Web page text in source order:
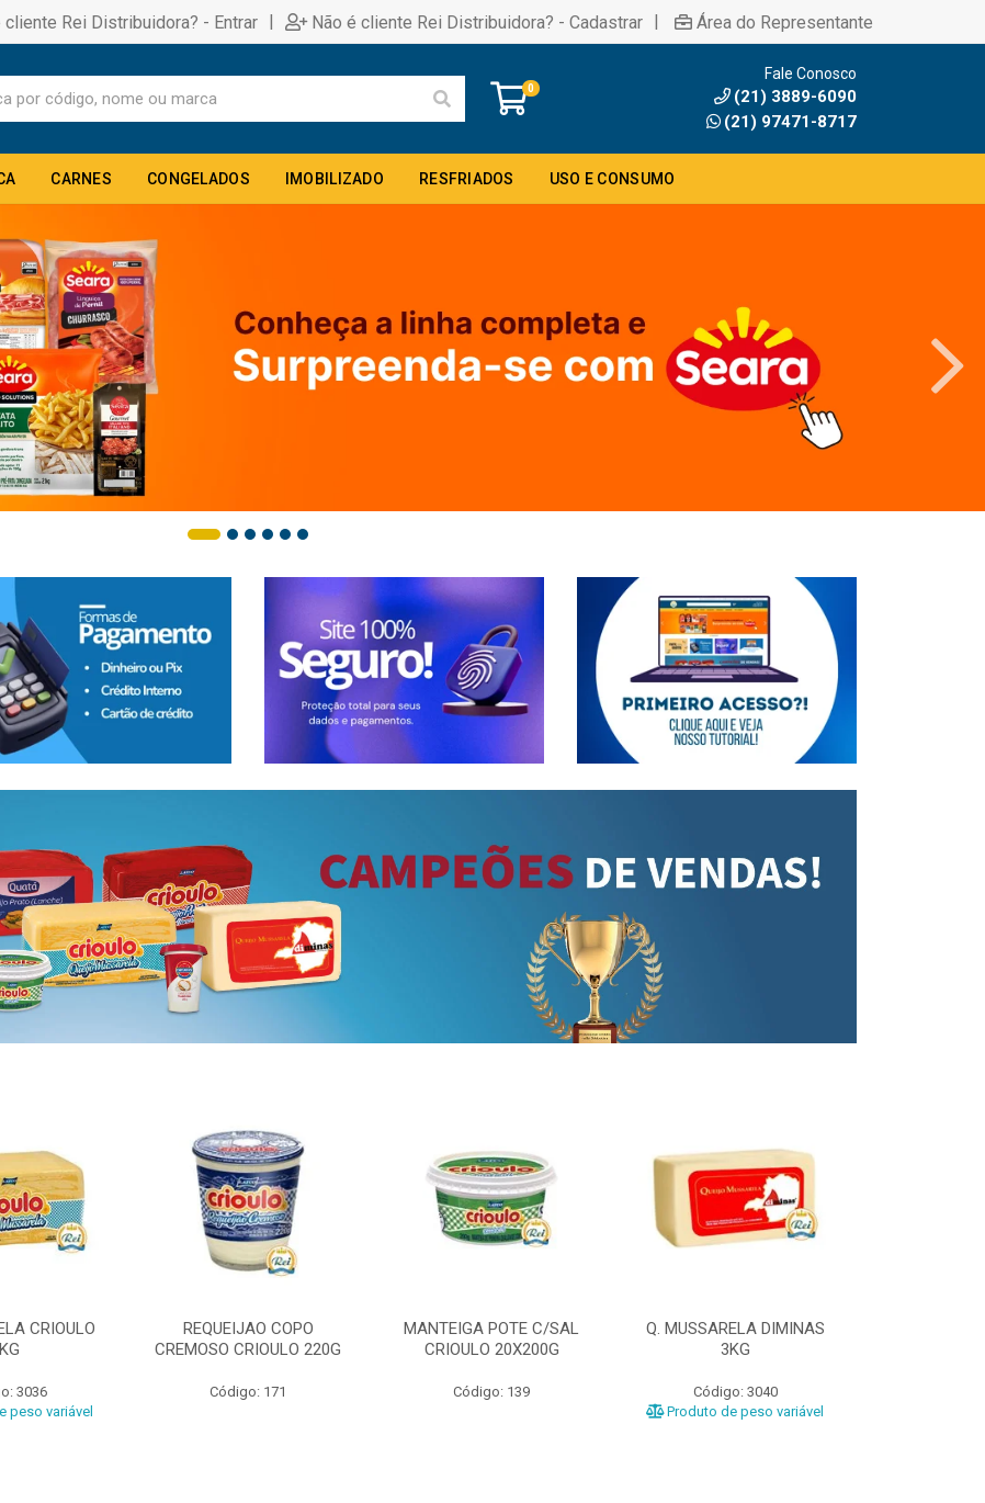
cliente Rei Distribuidora? - Entrar | Não é cliente Rei Distribuidora? - Cadastrar | Área do Representante
0
Fale Conosco
(21) 3889-6090
(21) 97471-8717
CARNES CONGELADOS IMOBILIZADO RESFRIADOS USO E CONSUMO
CRIOULO
3036
peso variável
REQUEIJAO COPO
CREMOSO CRIOULO 220G
Código: 171
MANTEIGA POTE C/SAL
CRIOULO 20X200G
Código: 139
Q. MUSSARELA DIMINAS
3KG
Código: 3040
Produto de peso variável